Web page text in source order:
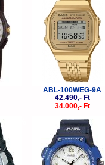
ABL-100WEG-9A
42.490,- Ft
34.000,- Ft